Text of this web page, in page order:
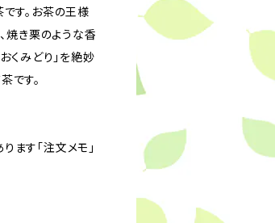
す。お茶の王様
焼き栗のような香
くみどり」を絶妙
です。
ます「注文メモ」